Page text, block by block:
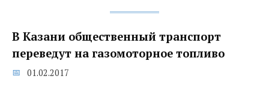
В Казани общественный транспорт
переведут на газомоторное топливо
01.02.2017